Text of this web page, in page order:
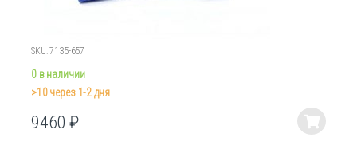
SKU: 7135-657
0 в наличии
>10 через 1-2 дня
9460₽
Этот